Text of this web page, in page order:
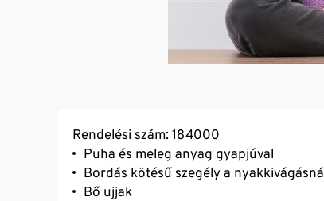
Rendelési szám: 184000
Puha és meleg anyag gyapjúval
Bordás kötésű szegély a
Bő ujjak